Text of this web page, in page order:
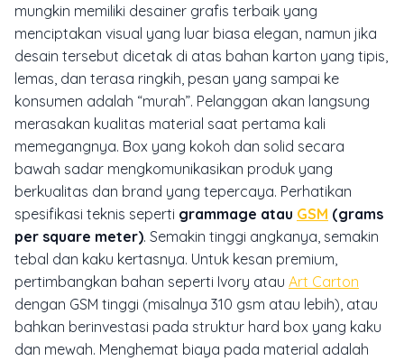
mungkin memiliki desainer grafis terbaik yang
menciptakan visual yang luar biasa elegan, namun jika
desain tersebut dicetak di atas bahan karton yang tipis,
lemas, dan terasa ringkih, pesan yang sampai ke
konsumen adalah “murah”. Pelanggan akan langsung
merasakan kualitas material saat pertama kali
memegangnya. Box yang kokoh dan solid secara
bawah sadar mengkomunikasikan produk yang
berkualitas dan brand yang tepercaya. Perhatikan
spesifikasi teknis seperti grammage atau GSM (grams
per square meter). Semakin tinggi angkanya, semakin
tebal dan kaku kertasnya. Untuk kesan premium,
pertimbangkan bahan seperti Ivory atau Art Carton
dengan GSM tinggi (misalnya 310 gsm atau lebih), atau
bahkan berinvestasi pada struktur hard box yang kaku
dan mewah. Menghemat biaya pada material adalah